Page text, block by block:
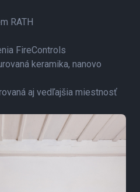
RATH
FireControls
keramika, nanovo
aj vedľajšia miestnosť